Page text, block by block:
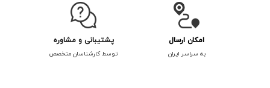
امکان ارسال
به سراسر ایران
پشتیبانی و مشاوره
توسط کارشناسان متخصص